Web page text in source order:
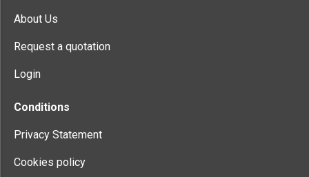
About Us
Request a quotation
Login
Conditions
Privacy Statement
Cookies policy